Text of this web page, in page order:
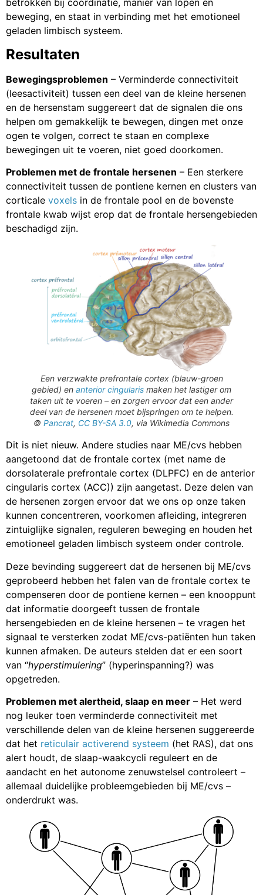
betrokken bij coördinatie, manier van lopen en
beweging, en staat in verbinding met het emotioneel
geladen limbisch systeem.
Resultaten
Bewegingsproblemen – Verminderde connectiviteit
(leesactiviteit) tussen een deel van de kleine hersenen
en de hersenstam suggereert dat de signalen die ons
helpen om gemakkelijk te bewegen, dingen met onze
ogen te volgen, correct te staan en complexe
bewegingen uit te voeren, niet goed doorkomen.
Problemen met de frontale hersenen – Een sterkere
connectiviteit tussen de pontiene kernen en clusters van
corticale voxels in de frontale pool en de bovenste
frontale kwab wijst erop dat de frontale hersengebieden
beschadigd zijn.
Een verzwakte prefrontale cortex (blauw-groen
gebied) en anterior cingularis maken het lastiger om
taken uit te voeren – en zorgen ervoor dat een ander
deel van de hersenen moet bijspringen om te helpen.
© Pancrat, CC BY-SA 3.0, via Wikimedia Commons
Dit is niet nieuw. Andere studies naar ME/cvs hebben
aangetoond dat de frontale cortex (met name de
dorsolaterale prefrontale cortex (DLPFC) en de anterior
cingularis cortex (ACC)) zijn aangetast. Deze delen van
de hersenen zorgen ervoor dat we ons op onze taken
kunnen concentreren, voorkomen afleiding, integreren
zintuiglijke signalen, reguleren beweging en houden het
emotioneel geladen limbisch systeem onder controle.
Deze bevinding suggereert dat de hersenen bij ME/cvs
geprobeerd hebben het falen van de frontale cortex te
compenseren door de pontiene kernen – een knooppunt
dat informatie doorgeeft tussen de frontale
hersengebieden en de kleine hersenen – te vragen het
signaal te versterken zodat ME/cvs-patiënten hun taken
kunnen afmaken. De auteurs stelden dat er een soort
van “hyperstimulering” (hyperinspanning?) was
opgetreden.
Problemen met alertheid, slaap en meer – Het werd
nog leuker toen verminderde connectiviteit met
verschillende delen van de kleine hersenen suggereerde
dat het reticulair activerend systeem (het RAS), dat ons
alert houdt, de slaap-waakcycli reguleert en de
aandacht en het autonome zenuwstelsel controleert –
allemaal duidelijke probleemgebieden bij ME/cvs –
onderdrukt was.